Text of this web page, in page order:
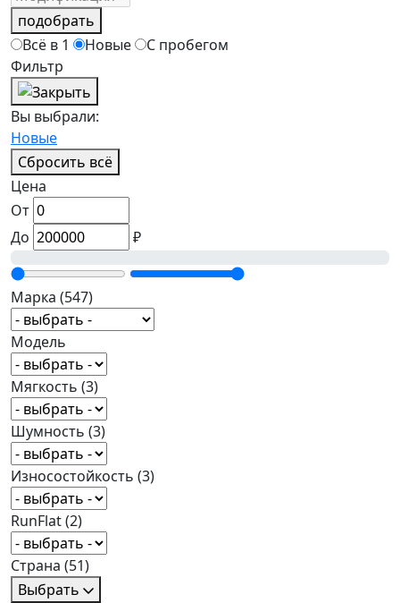
подобрать
Всё в 1
Новые
С пробегом
Фильтр
Вы выбрали:
Новые
Сбросить всё
Цена
От
До
₽
Марка (547)
Модель
Мягкость (3)
Шумность (3)
Износостойкость (3)
RunFlat(2)
Страна (51)
Выбрать